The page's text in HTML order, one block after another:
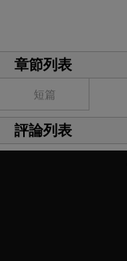
章節列表
短篇
評論列表